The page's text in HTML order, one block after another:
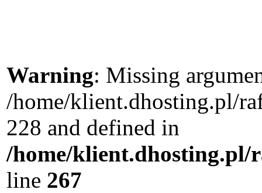
Warning: Missing
/home/klient.dhosting.pl/
228 and defined in
/home/klient.dhosting.pl/
line 267